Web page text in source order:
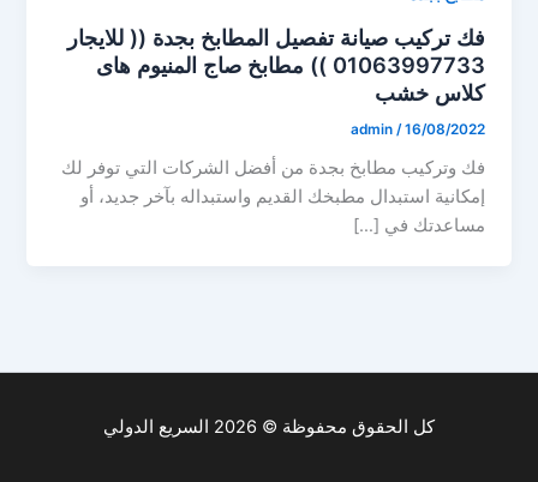
فك تركيب صيانة تفصيل المطابخ بجدة (( للايجار
01063997733 )) مطابخ صاج المنيوم هاى
كلاس خشب
admin /16/08/2022
فك وتركيب مطابخ بجدة من أفضل الشركات التي توفر لك
إمكانية استبدال مطبخك القديم واستبداله بآخر جديد، أو
مساعدتك في […]
كل الحقوق محفوظة © 2026 السريع الدولي